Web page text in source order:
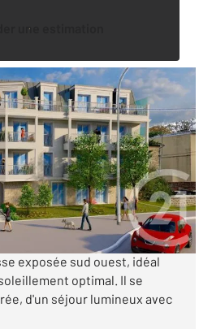
une estimation
91
vendre
€
appartement 2 pièces situé
d'une future résidence
exposée sud ouest, idéal
optimal. Il se
d'un séjour lumineux avec